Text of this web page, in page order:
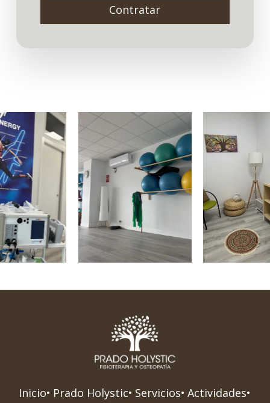
Contratar
Inicio Prado Holystic Servicios Actividades